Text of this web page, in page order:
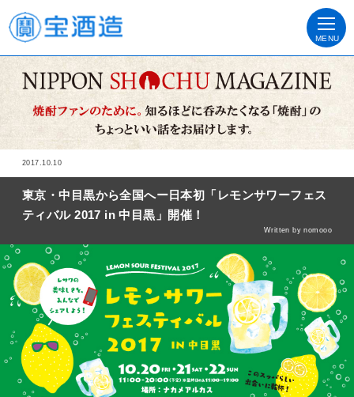
MENU
2017.10.10
東京・中目黒から全国へー日本初「レモンサワーフェス
ティバル 2017 in 中目黒」開催！
Written by nomooo